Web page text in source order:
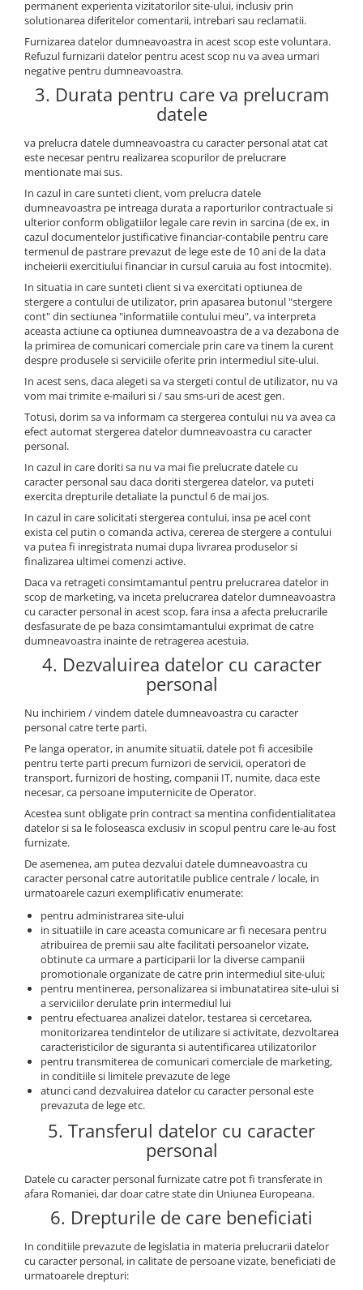
permanent experienta vizitatorilor site-ului, inclusiv prin
solutionarea diferitelor comentarii, intrebari sau reclamatii.
Furnizarea datelor dumneavoastra in acest scop este voluntara.
Refuzul furnizarii datelor pentru acest scop nu va avea urmari
negative pentru dumneavoastra.
3. Durata pentru care va prelucram
datele
va prelucra datele dumneavoastra cu caracter personal atat cat
este necesar pentru realizarea scopurilor de prelucrare
mentionate mai sus.
In cazul in care sunteti client, vom prelucra datele
dumneavoastra pe intreaga durata a raporturilor contractuale si
ulterior conform obligatiilor legale care revin in sarcina (de ex, in
cazul documentelor justificative financiar-contabile pentru care
termenul de pastrare prevazut de lege este de 10 ani de la data
incheierii exercitiului financiar in cursul caruia au fost intocmite).
In situatia in care sunteti client si va exercitati optiunea de
stergere a contului de utilizator, prin apasarea butonul "stergere
cont" din sectiunea "informatiile contului meu", va interpreta
aceasta actiune ca optiunea dumneavoastra de a va dezabona de
la primirea de comunicari comerciale prin care va tinem la curent
despre produsele si serviciile oferite prin intermediul site-ului.
In acest sens, daca alegeti sa va stergeti contul de utilizator, nu va
vom mai trimite e-mailuri si / sau sms-uri de acest gen.
Totusi, dorim sa va informam ca stergerea contului nu va avea ca
efect automat stergerea datelor dumneavoastra cu caracter
personal.
In cazul in care doriti sa nu va mai fie prelucrate datele cu
caracter personal sau daca doriti stergerea datelor, va puteti
exercita drepturile detaliate la punctul 6 de mai jos.
In cazul in care solicitati stergerea contului, insa pe acel cont
exista cel putin o comanda activa, cererea de stergere a contului
va putea fi inregistrata numai dupa livrarea produselor si
finalizarea ultimei comenzi active.
Daca va retrageti consimtamantul pentru prelucrarea datelor in
scop de marketing, va inceta prelucrarea datelor dumneavoastra
cu caracter personal in acest scop, fara insa a afecta prelucrarile
desfasurate de pe baza consimtamantului exprimat de catre
dumneavoastra inainte de retragerea acestuia.
4. Dezvaluirea datelor cu caracter
personal
Nu inchiriem / vindem datele dumneavoastra cu caracter
personal catre terte parti.
Pe langa operator, in anumite situatii, datele pot fi accesibile
pentru terte parti precum furnizori de servicii, operatori de
transport, furnizori de hosting, companii IT, numite, daca este
necesar, ca persoane imputernicite de Operator.
Acestea sunt obligate prin contract sa mentina confidentialitatea
datelor si sa le foloseasca exclusiv in scopul pentru care le-au fost
furnizate.
De asemenea, am putea dezvalui datele dumneavoastra cu
caracter personal catre autoritatile publice centrale / locale, in
urmatoarele cazuri exemplificativ enumerate:
pentru administrarea site-ului
in situatiile in care aceasta comunicare ar fi necesara pentru
atribuirea de premii sau alte facilitati persoanelor vizate,
obtinute ca urmare a participarii lor la diverse campanii
promotionale organizate de catre prin intermediul site-ului;
pentru mentinerea, personalizarea si imbunatatirea site-ului si
a serviciilor derulate prin intermediul lui
pentru efectuarea analizei datelor, testarea si cercetarea,
monitorizarea tendintelor de utilizare si activitate, dezvoltarea
caracteristicilor de siguranta si autentificarea utilizatorilor
pentru transmiterea de comunicari comerciale de marketing,
in conditiile si limitele prevazute de lege
atunci cand dezvaluirea datelor cu caracter personal este
prevazuta de lege etc.
5. Transferul datelor cu caracter
personal
Datele cu caracter personal furnizate catre pot fi transferate in
afara Romaniei, dar doar catre state din Uniunea Europeana.
6. Drepturile de care beneficiati
In conditiile prevazute de legislatia in materia prelucrarii datelor
cu caracter personal, in calitate de persoane vizate, beneficiati de
urmatoarele drepturi: